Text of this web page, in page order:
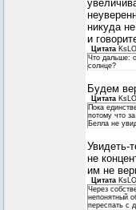
никуда
и
Цитата
Что дальше:
солнце?
Будем
Цитата
Пока
потому что
Белла не
Увидеть-
не
им не
Цитата
Через
непонятный
переспать с